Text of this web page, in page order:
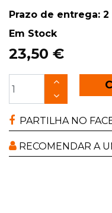
Prazo de entrega: 2
Em Stock
23,50 €
PARTILHA NO
RECOMENDAR A